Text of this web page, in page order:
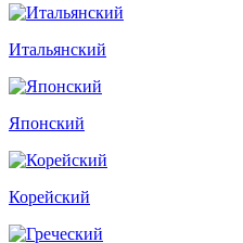
Итальянский
Японский
Корейский